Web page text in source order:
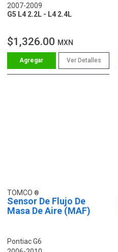
2007-2009
G5 L4 2.2L - L4 2.4L
$1,326.00 MXN
Ver Detalles
TOMCO
Sensor De Flujo De
Masa De Aire (MAF)
Pontiac G6